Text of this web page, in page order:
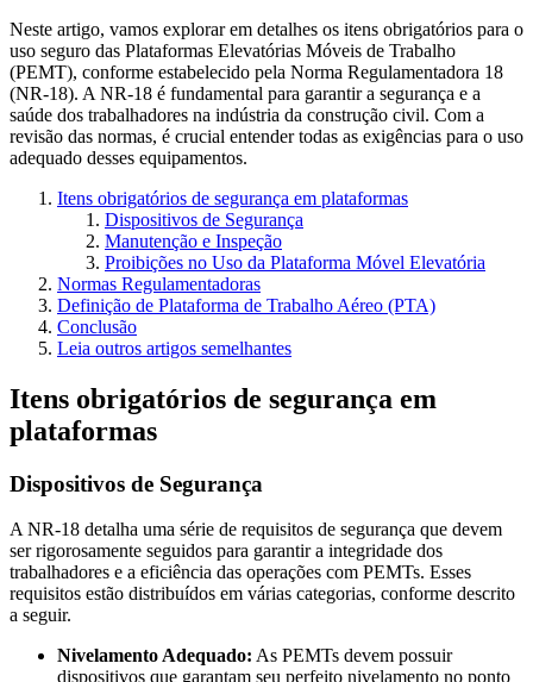
Neste artigo, vamos explorar em detalhes os itens obrigatórios para o
uso seguro das Plataformas Elevatórias Móveis de Trabalho
(PEMT), conforme estabelecido pela Norma Regulamentadora 18
(NR-18). A NR-18 é fundamental para garantir a segurança e a
saúde dos trabalhadores na indústria da construção civil. Com a
revisão das normas, é crucial entender todas as exigências para o uso
adequado desses equipamentos.
Itens obrigatórios de segurança em plataformas
Dispositivos de Segurança
Manutenção e Inspeção
Proibições no Uso da Plataforma Móvel Elevatória
Normas Regulamentadoras
Definição de Plataforma de Trabalho Aéreo (PTA)
Conclusão
Leia outros artigos semelhantes
Itens obrigatórios de segurança em
plataformas
Dispositivos de Segurança
A NR-18 detalha uma série de requisitos de segurança que devem
ser rigorosamente seguidos para garantir a integridade dos
trabalhadores e a eficiência das operações com PEMTs. Esses
requisitos estão distribuídos em várias categorias, conforme descrito
a seguir.
Nivelamento Adequado: As PEMTs devem possuir
dispositivos que garantam seu perfeito nivelamento no ponto